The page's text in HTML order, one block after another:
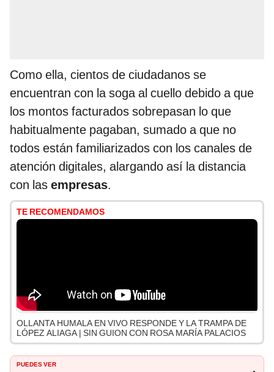
Como ella, cientos de ciudadanos se
encuentran con la soga al cuello debido a que
los montos facturados sobrepasan lo que
habitualmente pagaban, sumado a que no
todos están familiarizados con los canales de
atención digitales, alargando así la distancia
con las empresas.
TE RECOMENDAMOS
OLLANTA HUMALA EN VIVO RESPONDE Y LA TRAMPA DE
LÓPEZ ALIAGA | SIN GUION CON ROSA MARÍA PALACIOS
PUEDES VER